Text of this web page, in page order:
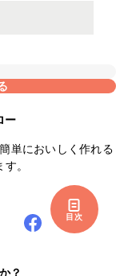
目次
ー
単においしく作れる
。
？